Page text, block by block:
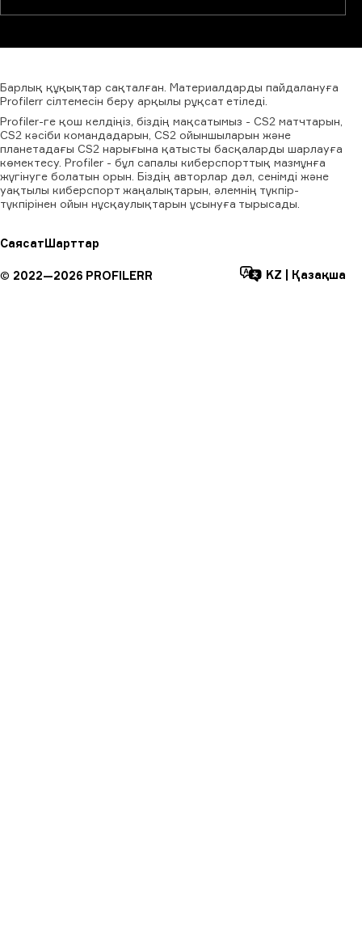
Барлық құқықтар сақталған. Материалдарды пайдалануға
Profilerr сілтемесін беру арқылы рұқсат етіледі.
Profiler-ге қош келдіңіз, біздің мақсатымыз - CS2 матчтарын,
CS2 кәсіби командадарын, CS2 ойыншыларын және
планетадағы CS2 нарығына қатысты басқаларды шарлауға
көмектесу. Profiler - бұл сапалы киберспорттық мазмұнға
жүгінуге болатын орын. Біздің авторлар дәл, сенімді және
уақтылы киберспорт жаңалықтарын, әлемнің түкпір-
түкпірінен ойын нұсқаулықтарын ұсынуға тырысады.
СаясатШарттар
© 2022—2026 PROFILERR KZ Қазақша